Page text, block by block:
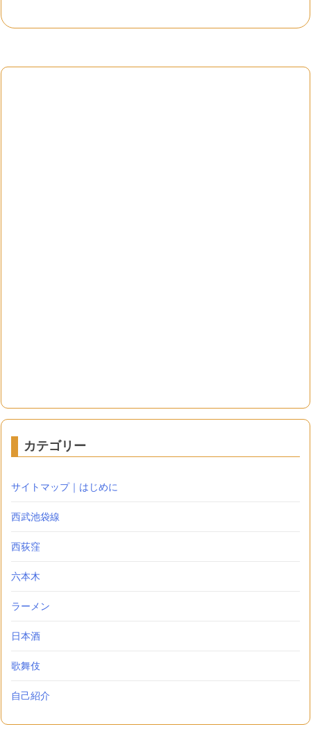
カテゴリー
サイトマップ｜はじめに
西武池袋線
西荻窪
六本木
ラーメン
日本酒
歌舞伎
自己紹介